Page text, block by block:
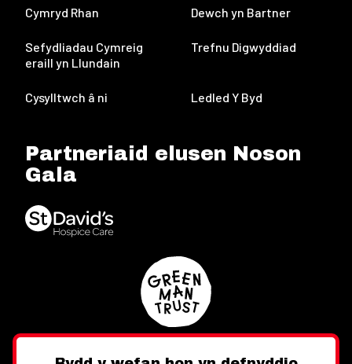
Cymryd Rhan Dewch yn Bartner
Sefydliadau Cymreig
eraill yn Llundain
Trefnu Digwyddiad
Cysylltwch â ni Ledled Y Byd
Partneriaid elusen Noson
Gala